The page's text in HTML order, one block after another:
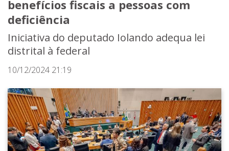
benefícios fiscais a pessoas com
deficiência
Iniciativa do deputado Iolando adequa lei
distrital à federal
10/12/2024 21:19